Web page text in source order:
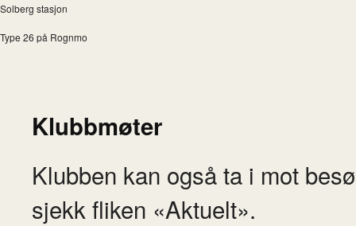
Solberg stasjon
Type 26 på Rognmo
Klubbmøter
Klubben kan også ta i mot
sjekk fliken «Aktuelt».